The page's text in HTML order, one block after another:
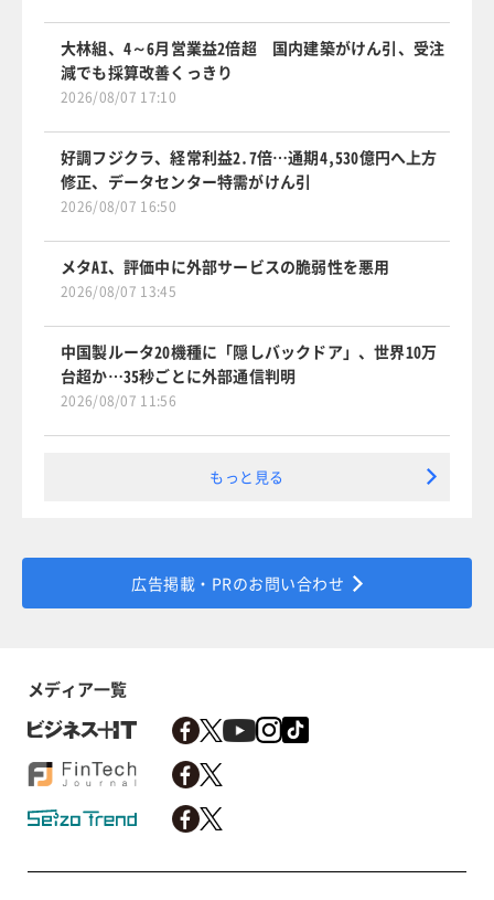
大林組、4～6月営業益2倍超 国内建築がけん引、受注
減でも採算改善くっきり
2026/08/07 17:10
好調フジクラ、経常利益2.7倍…通期4,530億円へ上方
修正、データセンター特需がけん引
2026/08/07 16:50
メタAI、評価中に外部サービスの脆弱性を悪用
2026/08/07 13:45
中国製ルータ20機種に「隠しバックドア」、世界10万
台超か…35秒ごとに外部通信判明
2026/08/07 11:56
もっと見る
広告掲載・PRのお問い合わせ
メディア一覧